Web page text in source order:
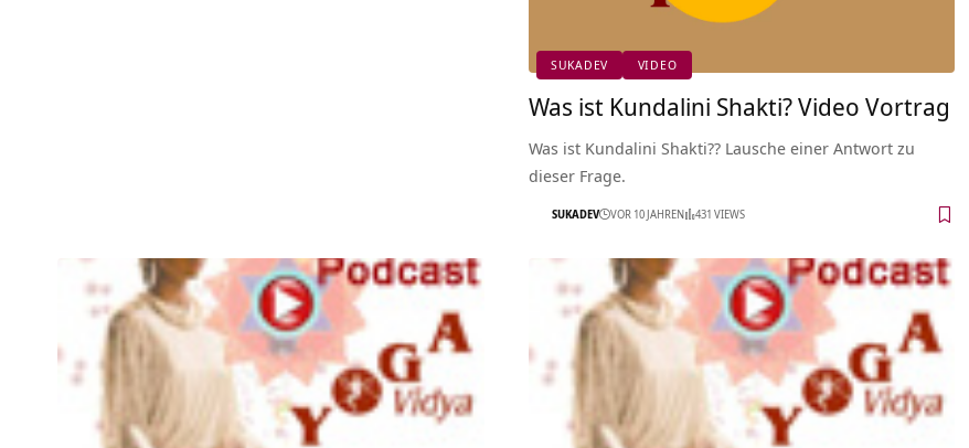
SUKADEV VIDEO
Was ist Kundalini Shakti? Video Vortrag
Was ist Kundalini Shakti?? Lausche einer Antwort zu
dieser Frage.
SUKADEV VOR 10 JAHREN 431 VIEWS